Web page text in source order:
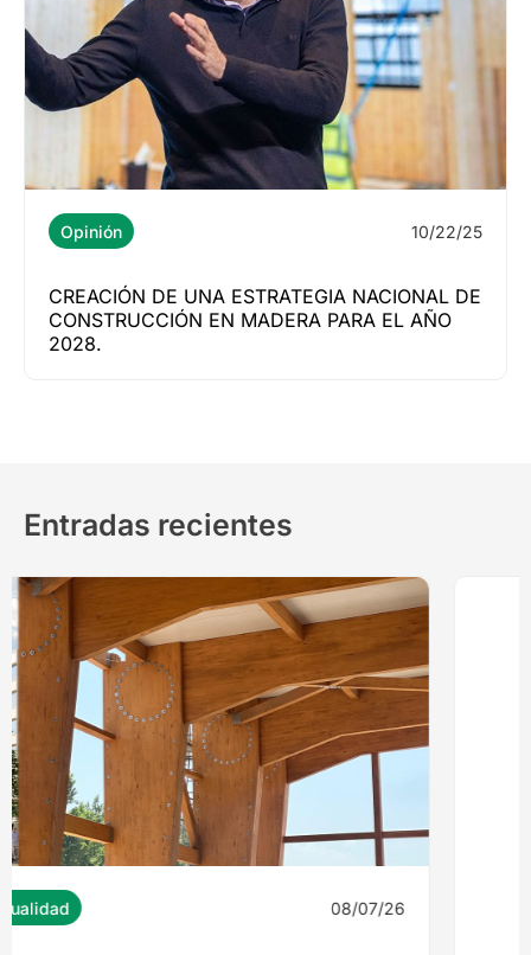
Opinión 10/22/25
CREACIÓN DE UNA ESTRATEGIA NACIONAL DE
CONSTRUCCIÓN EN MADERA PARA EL AÑO
2028.
Entradas recientes
Ingeniería